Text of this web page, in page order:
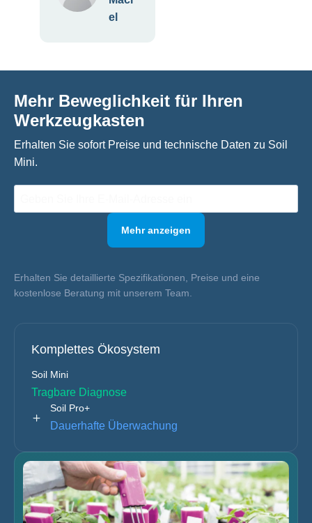
el
Mehr Beweglichkeit für Ihren
Werkzeugkasten
Erhalten Sie sofort Preise und technische Daten zu Soil
Mini.
Erhalten Sie detaillierte Spezifikationen, Preise und eine
kostenlose Beratung mit unserem Team.
Komplettes Ökosystem
Soil Mini
Tragbare Diagnose
Soil Pro+
Dauerhafte Überwachung